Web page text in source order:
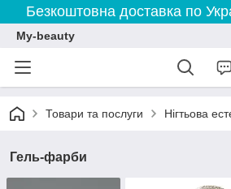
Безкоштовна доставка по
My-beauty
Товари та послуги Нігтьова
Гель-фарби